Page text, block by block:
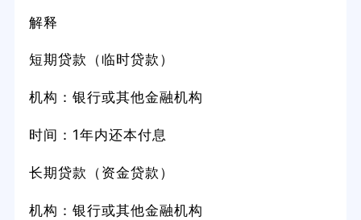
解释
短期贷款（临时贷款）
机构：银行或其他金融机构
时间：1年内还本付息
长期贷款（资金贷款）
机构：银行或其他金融机构